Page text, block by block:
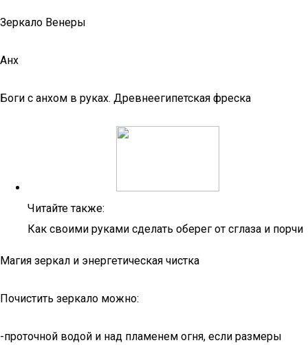
Зеркало Венеры
Анх
Боги с анхом в руках. Древнеегипетская фреска
Читайте также:
Как своими руками сделать оберег от сглаза и порчи
Магия зеркал и энергетическая чистка
Почистить зеркало можно:
-проточной водой и над пламенем огня, если размеры